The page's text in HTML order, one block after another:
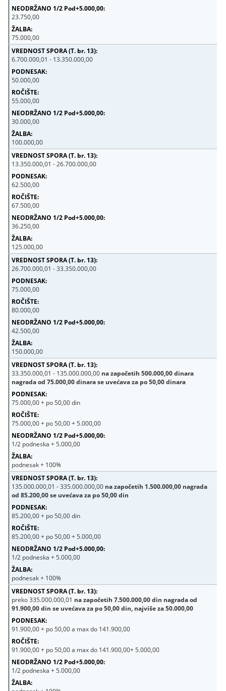
23.750,00
75.000,00
6.700.000,01 - 13.350.000,00
50.000,00
55.000,00
30.000,00
100.000,00
13.350.000,01 - 26.700.000,00
62.500,00
67.500,00
36.250,00
125.000,00
26.700.000,01 - 33.350.000,00
75.000,00
80.000,00
42.500,00
150.000,00
33.350.000,01 - 135.000.000,00 na započetih 500.000,00 dinara
nagrada od 75.000,00 dinara se uvećava za po 50,00 dinara
75.000,00 + po 50,00 din
75.000,00 + po 50,00 + 5.000,00
1/2 podneska + 5.000,00
podnesak + 100%
135.000.000,01 - 335.000.000,00 na započetih 1.500.000,00 nagrada
od 85.200,00 se uvećava za po 50,00 din
85.200,00 + po 50,00 din
85.200,00 + po 50,00 + 5.000,00
1/2 podneska + 5.000,00
podnesak + 100%
preko 335.000.000,01 na započetih 7.500.000,00 din nagrada od
91.900,00 din se uvećava za po 50,00 din, najviše za 50.000,00
91.900,00 + po 50,00 a max do 141.900,00
91.900,00 + po 50,00 a max do 141.900,00+ 5.000,00
1/2 podneska + 5.000,00